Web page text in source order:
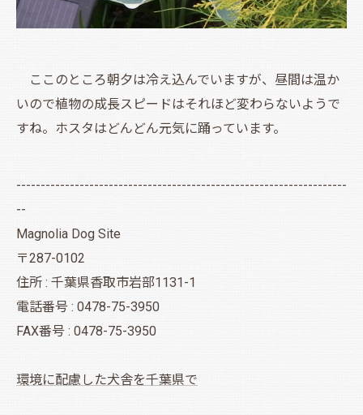
ここのところ朝夕は冷え込んでいますが、昼間は温か
いので植物の成長スピードはそれほど変わらないようで
すね。ホスタはどんどん元気に踊っています。
--------------------------------------------------------------------
--
Magnolia Dog Site
〒287-0102
住所 : 千葉県香取市岩部1131-1
電話番号 : 0478-75-3950
FAX番号 : 0478-75-3950
環境に配慮した犬舎を千葉県で